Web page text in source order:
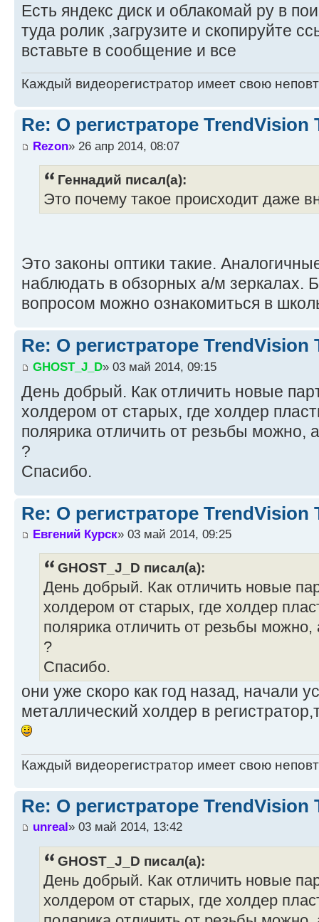
Есть яндекс диск и облакомай ру в
туда ролик ,загрузите и скопируйте
вставьте в сообщение и все
Каждый видеорегистратор имеет свою
Re: О регистраторе TrendVision
Rezon» 26 апр 2014, 08:07
Геннадий писал(а):
Это почему такое происходит даже
Это законы оптики такие.
наблюдать в обзорных а/м зеркалах.
вопросом можно ознакомиться в
Re: О регистраторе TrendVision
GHOST_J_D» 03 май 2014, 09:15
День добрый. Как отличить новые
холдером от старых, где холдер
полярика отличить от резьбы можно,
?
Спасибо.
Re: О регистраторе TrendVision
Евгений Курск» 03 май 2014, 09:25
GHOST_J_D писал(а):
День добрый. Как отличить новые
холдером от старых, где холдер
полярика отличить от резьбы
?
Спасибо.
они уже скоро как год назад, начали
металлический холдер в
Каждый видеорегистратор имеет свою
Re: О регистраторе TrendVision
unreal» 03 май 2014, 13:42
GHOST_J_D писал(а):
День добрый. Как отличить новые
холдером от старых, где холдер